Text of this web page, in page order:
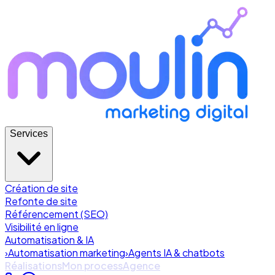
Services
Création de site
Refonte de site
Référencement (SEO)
Visibilité en ligne
Automatisation & IA
›Automatisation marketing›Agents IA & chatbots
RéalisationsMon processAgence